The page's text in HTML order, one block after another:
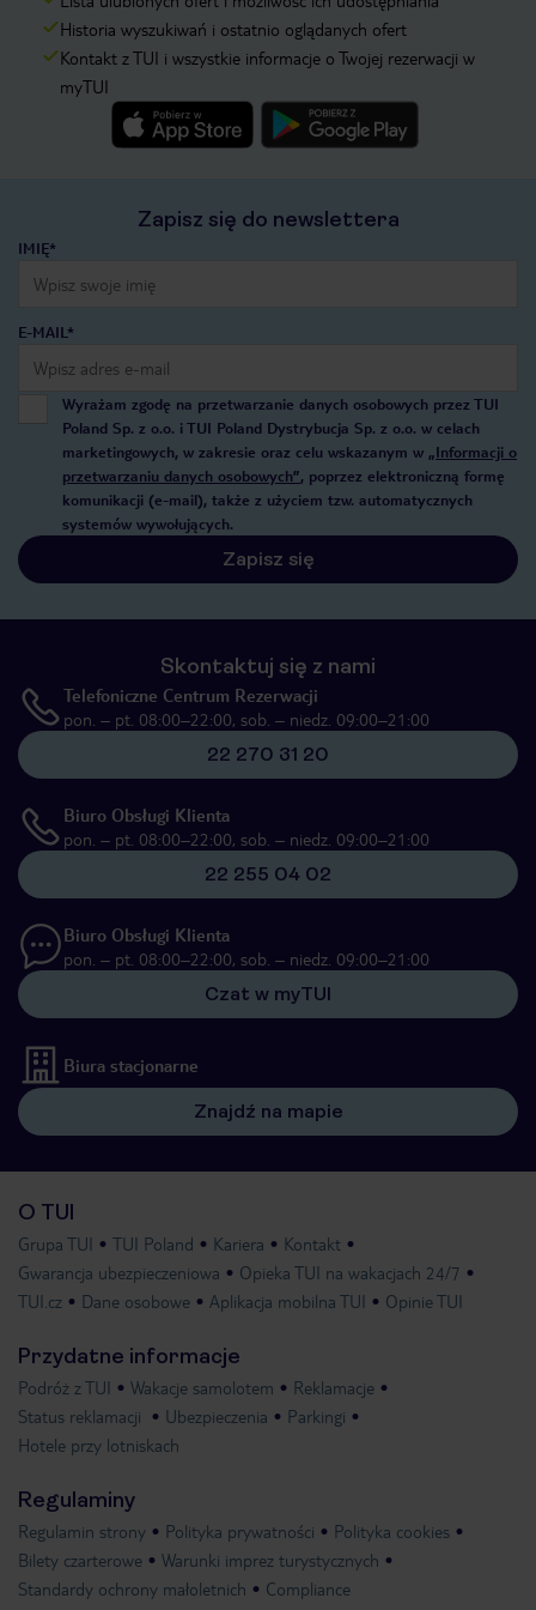
Historia wyszukiwań i ostatnio oglądanych ofert
Kontakt z TUI i wszystkie informacje o Twojej rezerwacji w
myTUI
Zapisz się do newslettera
IMIĘ*
E-MAIL*
Wyrażam zgodę na przetwarzanie danych osobowych przez TUI
Poland Sp. z o.o. i TUI Poland Dystrybucja Sp. z o.o. w celach
marketingowych, w zakresie oraz celu wskazanym w „Informacji o
przetwarzaniu danych osobowych”, poprzez elektroniczną formę
komunikacji (e-mail), także z użyciem tzw. automatycznych
systemów wywołujących.
Zapisz się
Skontaktuj się z nami
Telefoniczne Centrum Rezerwacji
pon. – pt. 08:00–22:00, sob. – niedz. 09:00–21:00
22 270 31 20
Biuro Obsługi Klienta
pon. – pt. 08:00–22:00, sob. – niedz. 09:00–21:00
22 255 04 02
Biuro Obsługi Klienta
pon. – pt. 08:00–22:00, sob. – niedz. 09:00–21:00
Czat w myTUI
Biura stacjonarne
Znajdź na mapie
O TUI
Grupa TUI TUI Poland Kariera
Kontakt
Gwarancja ubezpieczeniowa
Opieka TUI na wakacjach 24/7
TUI.cz
Dane osobowe Aplikacja mobilna TUI Opinie TUI
Przydatne informacje
Podróż z TUI Wakacje samolotem
Reklamacje
Status reklamacji
Ubezpieczenia
Parkingi
Hotele przy lotniskach
Regulaminy
Regulamin strony Polityka prywatności
Polityka cookies
Bilety czarterowe
Warunki imprez turystycznych
Standardy ochrony małoletnich
Compliance